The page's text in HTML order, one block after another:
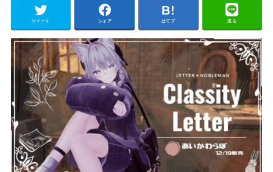
ツイート シェア はてブ 送る